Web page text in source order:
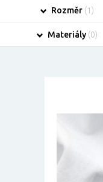
Rozměr (1)
Materiály (0)